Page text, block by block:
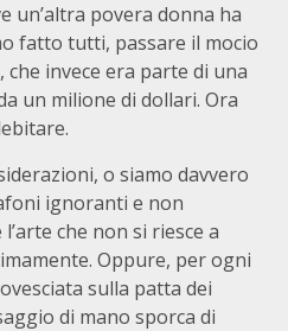
un’altra povera donna ha
fatto tutti, passare il mocio
invece era parte di una
un milione di dollari. Ora
o siamo davvero
ignoranti e non
che non si riesce a
Oppure, per ogni
sulla patta dei
di mano sporca di